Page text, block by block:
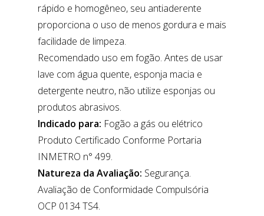
rápido e homogêneo, seu antiaderente
proporciona o uso de menos gordura e mais
facilidade de limpeza.
Recomendado uso em fogão. Antes de usar
lave com água quente, esponja macia e
detergente neutro, não utilize esponjas ou
produtos abrasivos.
Indicado para: Fogão a gás ou elétrico
Produto Certificado Conforme Portaria
INMETRO n° 499.
Natureza da Avaliação: Segurança.
Avaliação de Conformidade Compulsória
OCP 0134 TS4.